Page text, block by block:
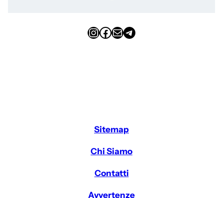
InstagramFacebook Email Telegram
Sitemap
Chi Siamo
Contatti
Avvertenze